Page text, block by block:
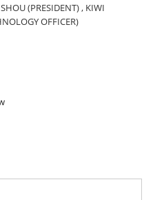
SHOU (PRESIDENT) , KIWI
OFFICER)